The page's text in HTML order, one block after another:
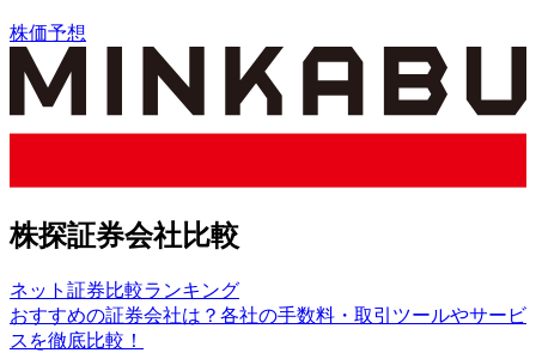
株価予想
株探証券会社比較
ネット証券比較ランキング
おすすめの証券会社は？各社の手数料・取引ツールやサービ
スを徹底比較！